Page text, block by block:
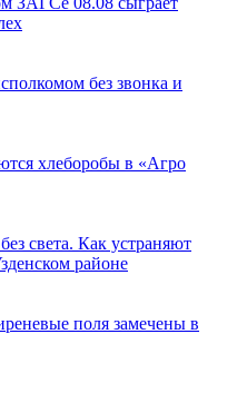
без звонка и
хлеборобы в «Агро
света. Как устраняют
районе
поля замечены в